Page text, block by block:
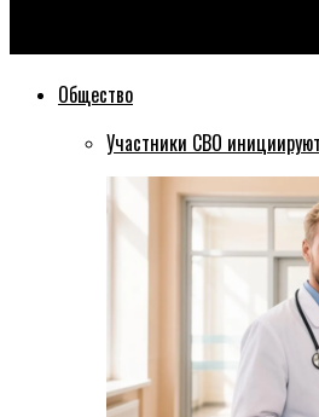
Общество
Участники СВО